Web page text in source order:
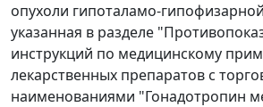
опухоли гипоталамо-
указанная в разделе
инструкций по медицинскому
лекарственных препаратов с
наименованиями "Гонадотропин